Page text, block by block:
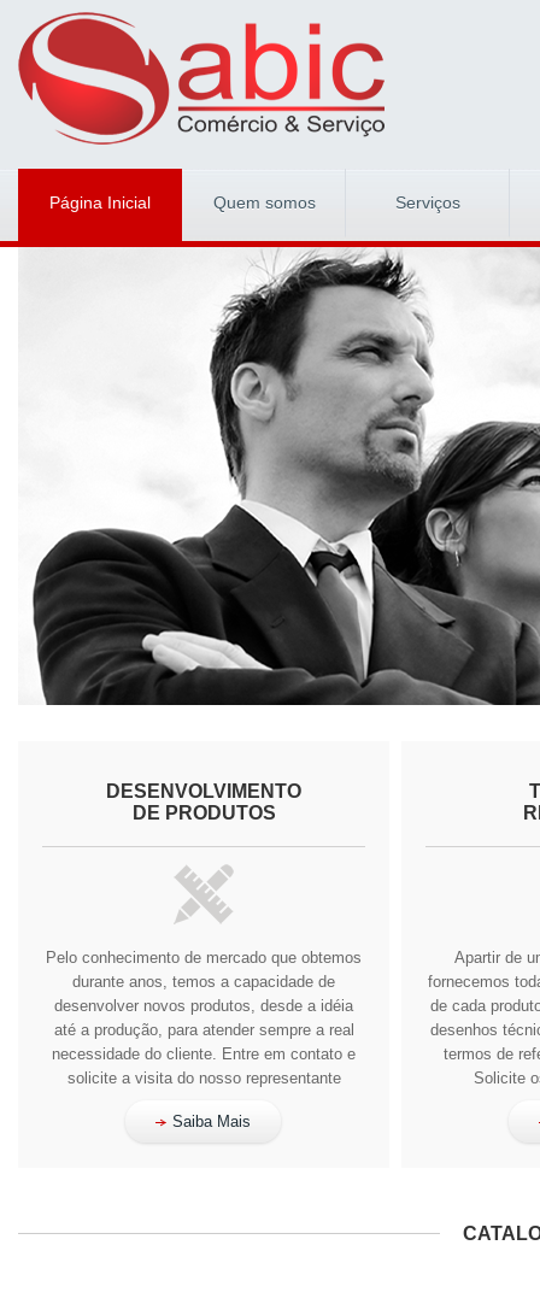
Página Inicial Quem somos Serviços
DESENVOLVIMENTO
DE PRODUTOS
Pelo conhecimento de mercado que obtemos
durante anos, temos a capacidade de
desenvolver novos produtos, desde a idéia
até a produção, para atender sempre a real
necessidade do cliente. Entre em contato e
solicite a visita do nosso representante
Saiba Mais
Apartir de
fornecemos
de cada
desenhos
termos de
Solicite